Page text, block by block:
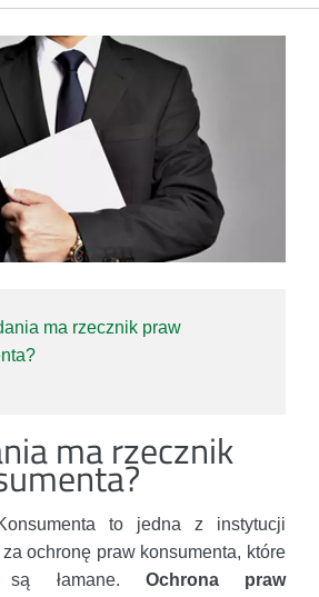
ma rzecznik praw
ma rzecznik
to jedna z instytucji
ochronę praw konsumenta, które
są łamane. Ochrona praw